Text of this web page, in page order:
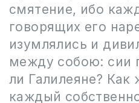
смятение, ибо
говорящих его
изумлялись и
между собою: сии
ли Галилеяне?
каждый